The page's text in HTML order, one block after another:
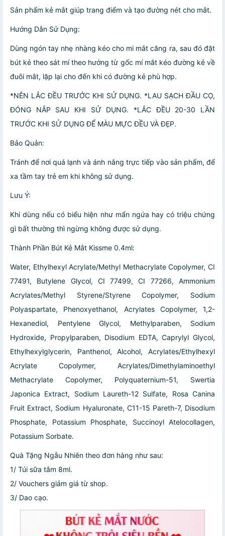
Sản phẩm kẻ mắt giúp trang điểm và tạo đường nét cho mắt.
Hướng Dẫn Sử Dụng:
Dùng ngón tay nhẹ nhàng kéo cho mi mắt căng ra, sau đó đặt
bút kẻ theo sát mí theo hướng từ gốc mí mắt kéo đường kẻ về
đuôi mắt, lặp lại cho đến khi có đường kẻ phù hợp.
*NÊN LẮC ĐỀU TRƯỚC KHI SỬ DỤNG. *LAU SẠCH ĐẦU CỌ,
ĐÓNG NẮP SAU KHI SỬ DỤNG. *LẮC ĐỀU 20-30 LẦN
TRƯỚC KHI SỬ DỤNG ĐỂ MÀU MỰC ĐỀU VÀ ĐẸP.
Bảo Quản:
Tránh để nơi quá lạnh và ánh nắng trực tiếp vào sản phẩm, để
xa tầm tay trẻ em khi không sử dụng.
Lưu Ý:
Khi dùng nếu có biểu hiện như mẩn ngứa hay có triệu chứng
gì bất thường thì ngừng không được sử dụng.
Thành Phần Bút Kẻ Mắt Kissme 0.4ml:
Water, Ethylhexyl Acrylate/Methyl Methacrylate Copolymer, CI
77491, Butylene Glycol, CI 77499, CI 77266, Ammonium
Acrylates/Methyl Styrene/Styrene Copolymer, Sodium
Polyaspartate, Phenoxyethanol, Acrylates Copolymer, 1,2-
Hexanediol, Pentylene Glycol, Methylparaben, Sodium
Hydroxide, Propylparaben, Disodium EDTA, Caprylyl Glycol,
Ethylhexylglycerin, Panthenol, Alcohol, Acrylates/Ethylhexyl
Acrylate Copolymer, Acrylates/Dimethylaminoethyl
Methacrylate Copolymer, Polyquaternium-51, Swertia
Japonica Extract, Sodium Laureth-12 Sulfate, Rosa Canina
Fruit Extract, Sodium Hyaluronate, C11-15 Pareth-7, Disodium
Phosphate, Potassium Phosphate, Succinoyl Atelocollagen,
Potassium Sorbate.
Quà Tặng Ngẫu Nhiên theo đơn hàng như sau:
1/ Túi sữa tắm 8ml.
2/ Vouchers giảm giá từ shop.
3/ Dao cạo.